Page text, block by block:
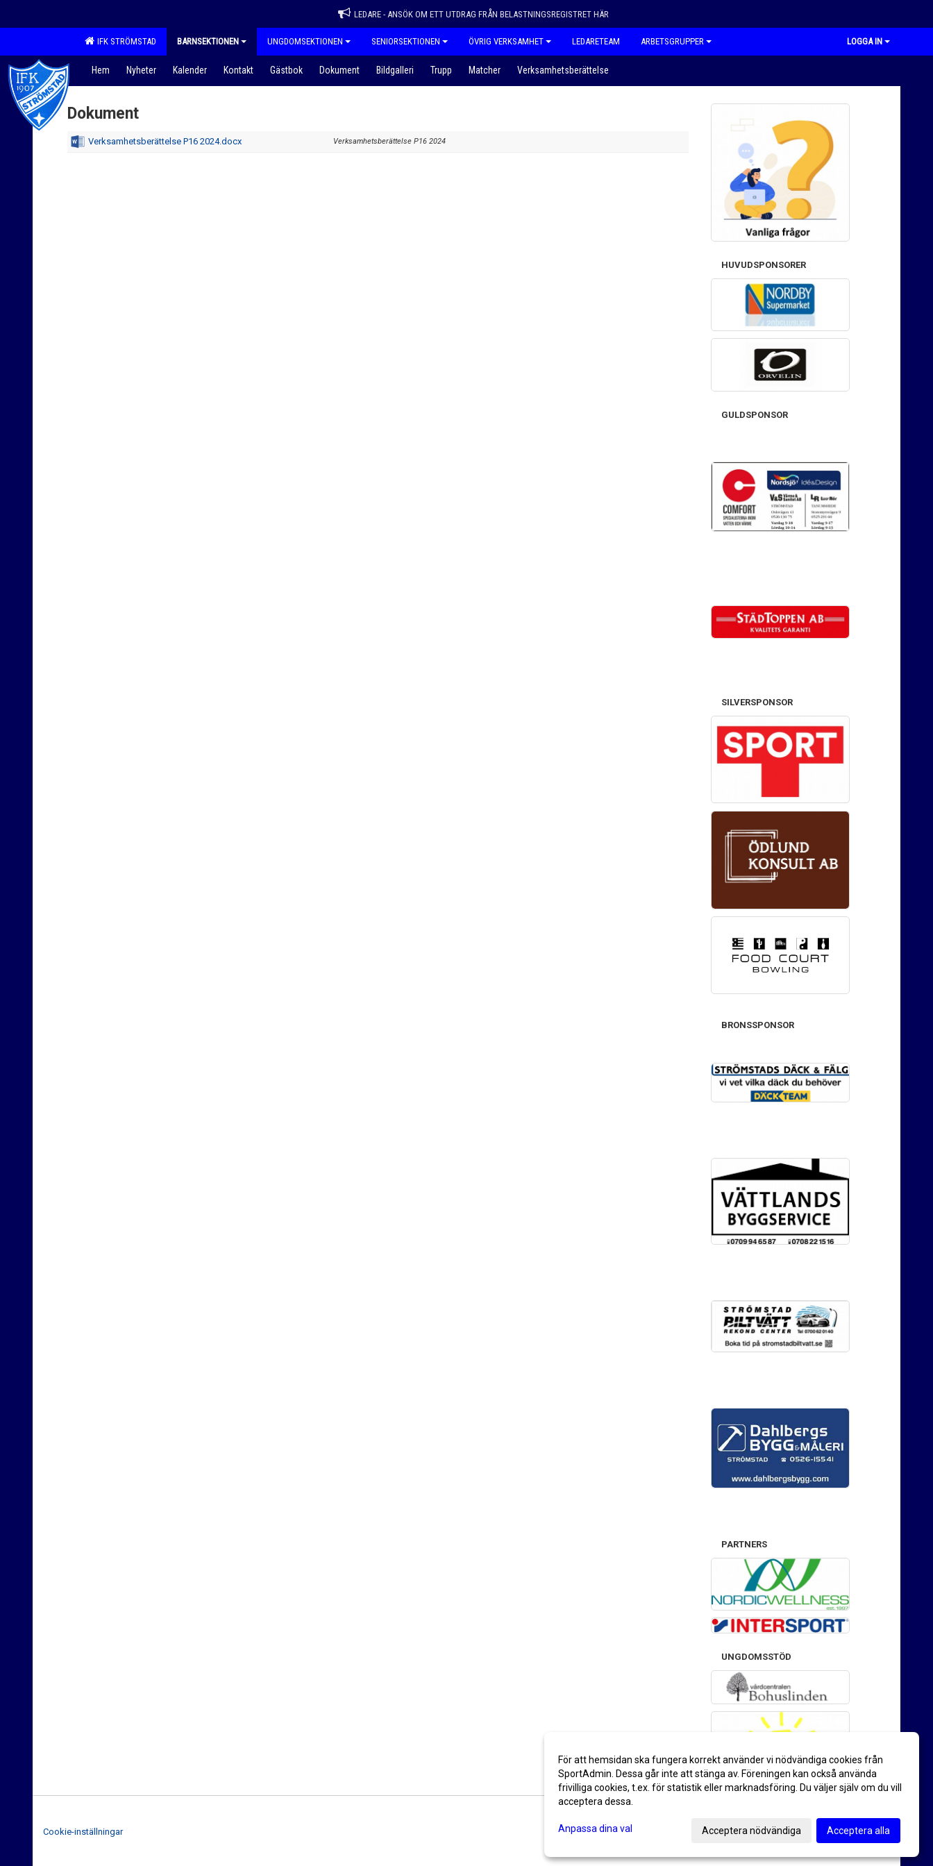
LEDARE - ANSÖK OM ETT UTDRAG FRÅN BELASTNINGSREGISTRET HÄR
IFK STRÖMSTAD BARNSEKTIONEN UNGDOMSEKTIONEN SENIORSEKTIONEN ÖVRIG VERKSAMHET LEDARETEAM ARBETSGRUPPER LOGGA IN
Hem Nyheter Kalender Kontakt Gästbok Dokument Bildgalleri Trupp Matcher Verksamhetsberättelse
Dokument
Verksamhetsberättelse P16 2024.docx Verksamhetsberättelse P16 2024
HUVUDSPONSORER
GULDSPONSOR
SILVERSPONSOR
BRONSSPONSOR
PARTNERS
UNGDOMSSTÖD
Cookie-inställningar
För att hemsidan ska fungera korrekt använder vi nödvändiga cookies från
SportAdmin. Dessa går inte att stänga av. Föreningen kan också använda
frivilliga cookies, t.ex. för statistik eller marknadsföring. Du väljer själv om du vill
acceptera dessa.
Anpassa dina val Acceptera nödvändiga Acceptera alla